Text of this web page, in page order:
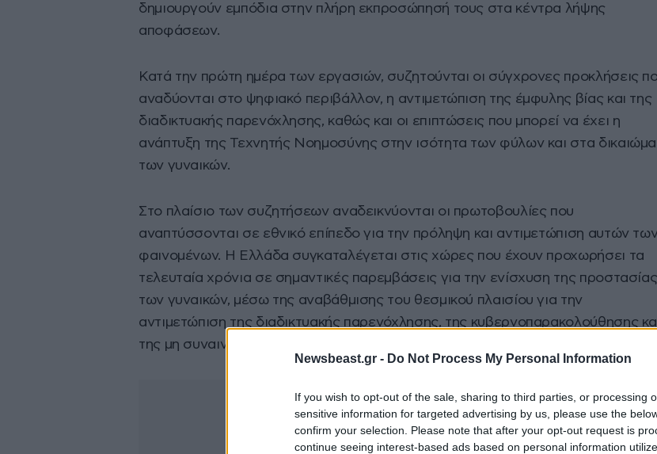
Newsbeast.gr - Do Not Process My Personal Information
If you wish to opt-out of the sale, sharing to third parties, or processing
sensitive information for targeted advertising by us, please use the
confirm your selection. Please note that after your opt-out request is
continue seeing interest-based ads based on personal information
δημιουργούν εμπόδια στην πλήρη εκπροσώπησή τους στα κέντρα λήψης
αποφάσεων.
Κατά την πρώτη ημέρα των εργασιών, συζητούνται οι σύγχρονες προκλήσεις
αναδύονται στο ψηφιακό περιβάλλον, η αντιμετώπιση της έμφυλης βίας και της
διαδικτυακής παρενόχλησης, καθώς και οι επιπτώσεις που μπορεί να έχει η
ανάπτυξη της Τεχνητής Νοημοσύνης στην ισότητα των φύλων και στα
των γυναικών.
Στο πλαίσιο των συζητήσεων αναδεικνύονται οι πρωτοβουλίες που
αναπτύσσονται σε εθνικό επίπεδο για την πρόληψη και αντιμετώπιση αυτών των
φαινομένων. Η Ελλάδα συγκαταλέγεται στις χώρες που έχουν προχωρήσει τα
τελευταία χρόνια σε σημαντικές παρεμβάσεις για την ενίσχυση της προστασίας
των γυναικών, μέσω της αναβάθμισης του θεσμικού πλαισίου για την
αντιμετώπιση της διαδικτυακής παρενόχλησης, της κυβερνοπαρακολούθησης
της μη συναινετικής διακίνησης προσωπικού υλικού.